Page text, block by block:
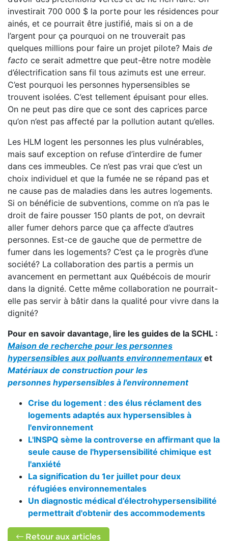
investirait 700 000 $ la porte pour les résidences pour
ainés, et ce pourrait être justifié, mais si on a de
l’argent pour ça pourquoi on ne trouverait pas
quelques millions pour faire un projet pilote? Mais de
facto ce serait admettre que peut-être notre modèle
d’électrification sans fil tous azimuts est une erreur.
C’est pourquoi les personnes hypersensibles se
trouvent isolées. C’est tellement épuisant pour elles.
On ne peut pas dire que ce sont des caprices parce
qu’on n’est pas affecté par la pollution autant qu’elles.
Les HLM logent les personnes les plus vulnérables,
mais sauf exception on refuse d’interdire de fumer
dans ces immeubles. Ce n’est pas vrai que c’est un
choix individuel et que la fumée ne se répand pas et
ne cause pas de maladies dans les autres logements.
Si on bénéficie de subventions, comme on n’a pas le
droit de faire pousser 150 plants de pot, on devrait
aller fumer dehors parce que ça affecte d’autres
personnes. Est-ce de gauche que de permettre de
fumer dans les logements? C’est ça le progrès d’une
société? La collaboration des partis a permis un
avancement en permettant aux Québécois de mourir
dans la dignité. Cette même collaboration ne pourrait-
elle pas servir à bâtir dans la qualité pour vivre dans la
dignité?
Pour en savoir davantage, lire les guides de la SCHL :
Maison de recherche pour les personnes
hypersensibles aux polluants environnementauxet
Matériaux de construction pour les
personnes hypersensibles à l'environnement
Crise du logement : des élus réclament des
logements adaptés aux hypersensibles à
l'environnement
L'INSPQ sème la controverse en affirmant que la
seule cause de l'hypersensibilité chimique est
l'anxiété
La signification du 1er juillet pour deux
réfugiées environnementales
Un diagnostic médical d’électrohypersensibilité
permettrait d'obtenir des accommodements
Retour aux articles